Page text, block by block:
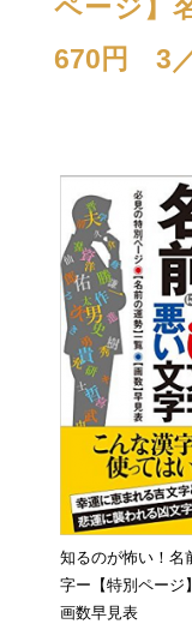
ページ】
670円 3
知るのが怖い！名
字ー【特別ページ
画数早見表